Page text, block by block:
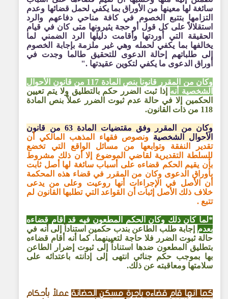
سائغة لها معينها من الأوراق بما يكفي لحمل قضائها وعدم
التزامها بتتبع الخصوم في كافة مناحي دفاعهم والرد
استقلالاً على كل قول أو حجة يثيرونها متى كان في قيام
الحقيقة التي أوردتها وأقامت دليلها الرد الضمني لما
يخالفها بما يكفي لحمله وهي غير ملزمة بإجابة الخصوم
إلى طلباتهم إحالة الدعوى للتحقيق طالما وجدت في
أوراق الدعوى ما يكفي لتكوين عقيدتها ."
وكان من المقرر قانوناً بنص المادة 117 من قانون الأحوال
الشخصية أنه إذا ثبت الضرر حكم بالتطليق ولا يتم تعيين
الحكمين إلا في حالة عدم ثبوت الضرر عملاً بنص المادة
118 من ذات القانون.
وكان من المقرر وفق مقتضيات المادة 63 من قانون
الأحوال الشخصية ونصوص فقهاء المذهب المالكي أن
تقدير النفقة وتوابعها من مسائل الواقع التي تخضع
للسلطة التقديرية لقاضي الموضوع إلا أن ذلك مشروط
بأن يقيم الحكم قضاءه على أسباب سائغة لها أصل ثابت
بأوراق الدعوى وكان من المقرر في قضاء هذه المحكمة
أن الأصل في الإجراءات أنها روعيت وعلى من يدعى
خلاف ذلك الأصل إثبات أن القواعد التي تطلبها القانون لم
تتبع .
*لما كان ذلك وكان الحكم المطعون فيه قد أقام قضاءه
بعدم إجابة طلب الطاعن بندب حكمين استناداً إلى أنه في
حالة ثبوت الضرر فلا حاجة لتعيينهما. كما أنه أقام قضاءه
بتطليق المطعون ضدها استناداً إلى ثبوت إضرار الطاعن
بها بموجب حكم جنائي انتهى إلى إدانته باعتدائه على
سلامتها ومعاقبته عن ذلك.
كما أنهأ قام قضاءه بأجرة مسكن الحضانةعملاً بأحكام